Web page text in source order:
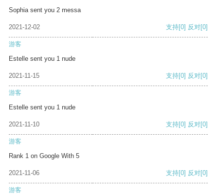
Sophia sent you 2 messa
2021-12-02 支持[0] 反对[0]
游客
Estelle sent you 1 nude
2021-11-15 支持[0] 反对[0]
游客
Estelle sent you 1 nude
2021-11-10 支持[0] 反对[0]
游客
Rank 1 on Google With 5
2021-11-06 支持[0] 反对[0]
游客